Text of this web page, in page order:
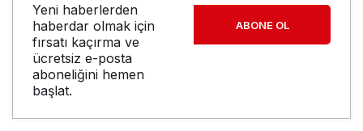
Yeni haberlerden
haberdar olmak için
fırsatı kaçırma ve
ücretsiz e-posta
aboneliğini hemen
başlat.
ABONE OL